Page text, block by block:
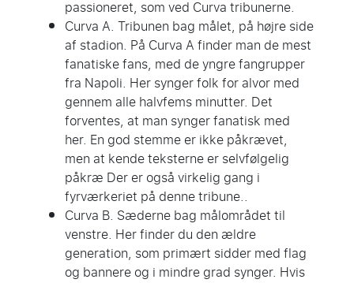
passioneret, som ved Curva tribunerne.
Curva A. Tribunen bag målet, på højre side
af stadion. På Curva A finder man de mest
fanatiske fans, med de yngre fangrupper
fra Napoli. Her synger folk for alvor med
gennem alle halvfems minutter. Det
forventes, at man synger fanatisk med
her. En god stemme er ikke påkrævet,
men at kende teksterne er selvfølgelig
påkræ Der er også virkelig gang i
fyrværkeriet på denne tribune..
Curva B. Sæderne bag målområdet til
venstre. Her finder du den ældre
generation, som primært sidder med flag
og bannere og i mindre grad synger. Hvis